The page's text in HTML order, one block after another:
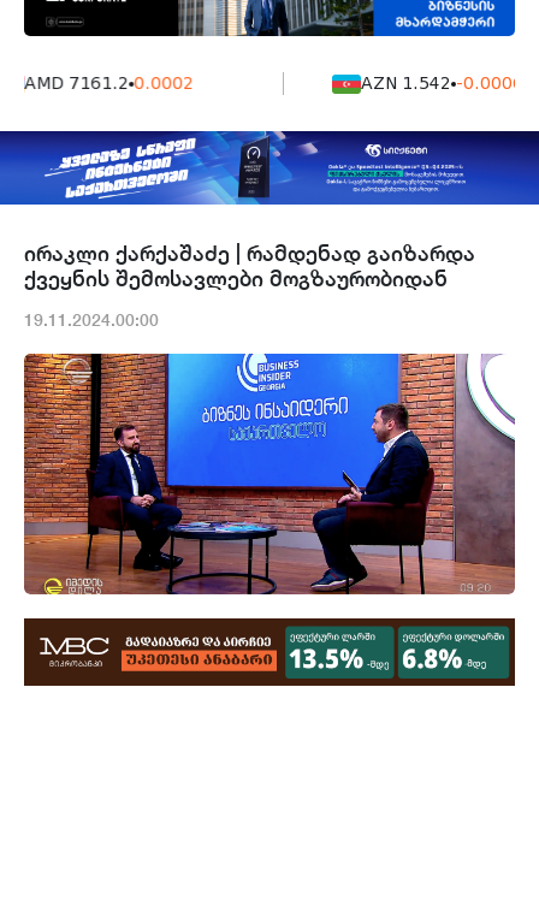
AMD 7161.2 0.0002 AZN 1.542 -0.0006
ირაკლი ქარქაშაძე | რამდენად გაიზარდა
ქვეყნის შემოსავლები მოგზაურობიდან
19.11.2024.00:00